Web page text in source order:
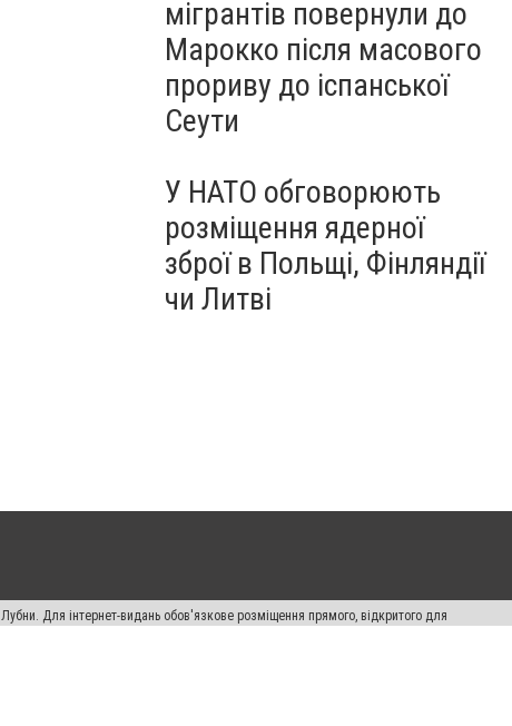
мігрантів повернули до
Марокко після масового
прориву до іспанської
Сеути
У НАТО обговорюють
розміщення ядерної
зброї в Польщі, Фінляндії
чи Литві
Для інтернет-видань обов'язкове розміщення прямого, відкритого для